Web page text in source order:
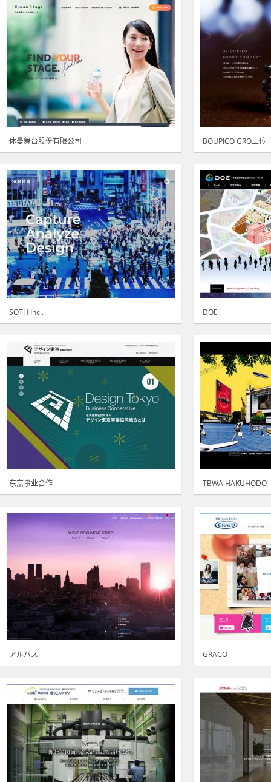
休曼舞台股份有限公司 BOUPICO GRO上传
SOTH Inc . DOE
东京事业合作 TBWA HAKUHODO
アルバス GRACO